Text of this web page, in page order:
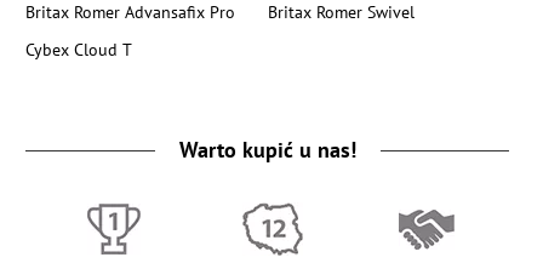
Britax Romer Advansafix Pro
Britax Romer Swivel
Cybex Cloud T
Warto kupić u nas!